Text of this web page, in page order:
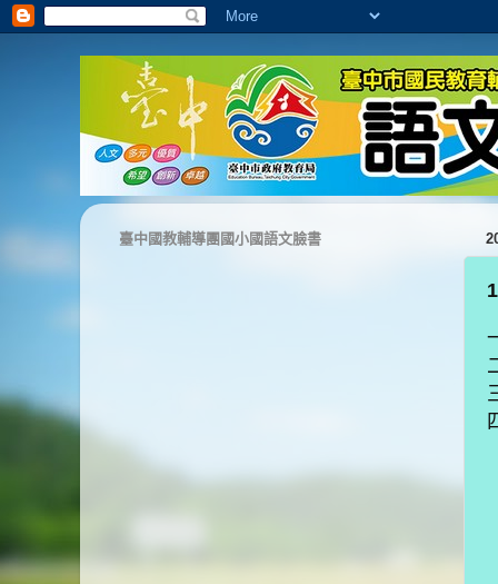
臺中國教輔導團國小國語文臉書